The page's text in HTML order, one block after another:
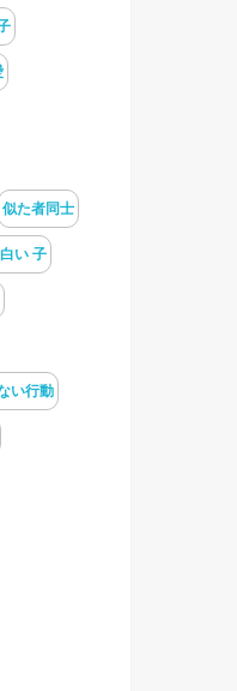
似た者同士
い 子
い行動